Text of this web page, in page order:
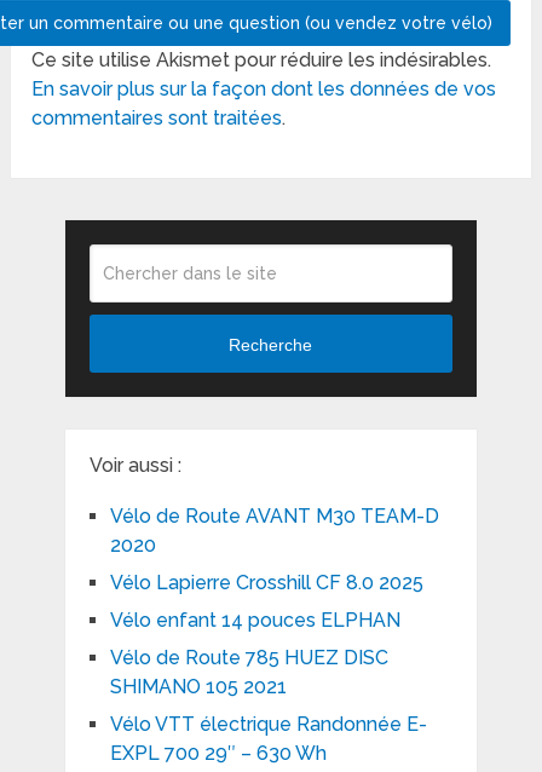
Ce site utilise Akismet pour réduire les indésirables.
En savoir plus sur la façon dont les données de vos
commentaires sont traitées.
Recherche
Voir aussi :
Vélo de Route AVANT M30 TEAM-D
2020
Vélo Lapierre Crosshill CF 8.0 2025
Vélo enfant 14 pouces ELPHAN
Vélo de Route 785 HUEZ DISC
SHIMANO 105 2021
Vélo VTT électrique Randonnée E-
EXPL 700 29″ – 630 Wh